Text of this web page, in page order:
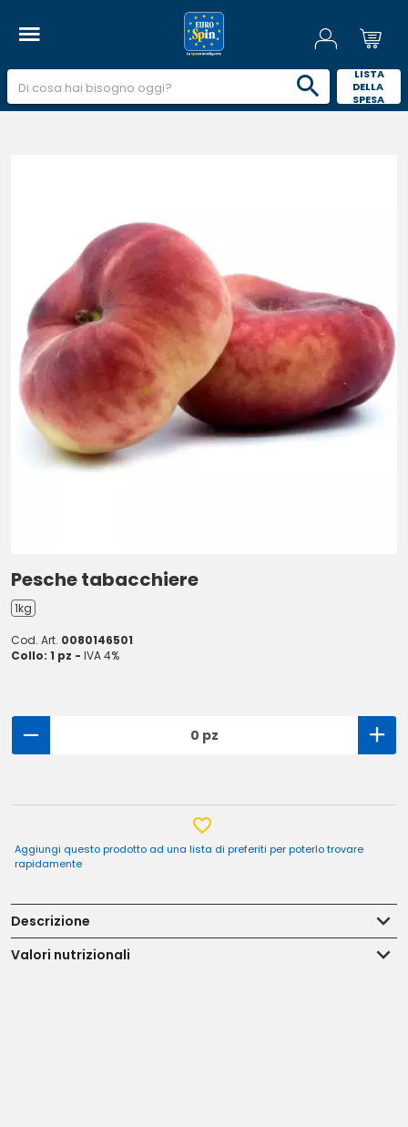
LISTA
DELLA
SPESA
Pesche tabacchiere
1kg
Cod. Art. 0080146501
Collo: 1 pz - IVA 4%
0 pz
Aggiungi questo prodotto ad una lista di preferiti per poterlo trovare
rapidamente
Descrizione
Valori nutrizionali